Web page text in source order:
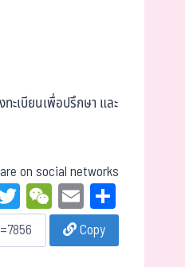
ะเบียนเพื่อปรึกษา และ
on social networks
T
wi
tt
W
eC
ha
E
m
ail
Copy